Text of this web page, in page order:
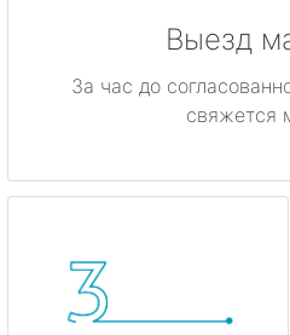
Выезд
За час до
свяжется